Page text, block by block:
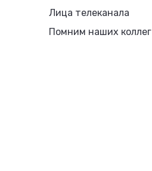
Лица телеканала
Помним наших коллег